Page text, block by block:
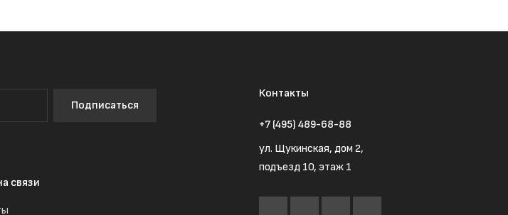
Подписаться
связи
Контакты
+7 (495) 489-68-88
ул. Щукинская, дом 2,
подъезд 10, этаж 1